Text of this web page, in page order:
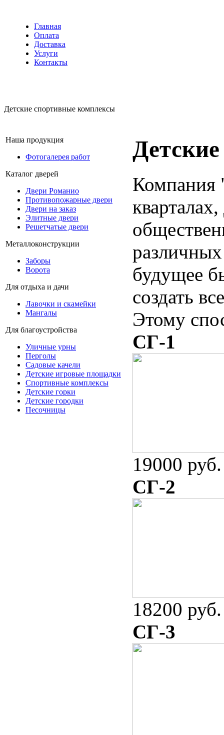
Главная
Оплата
Доставка
Услуги
Контакты
Детские спортивные комплексы
Наша продукция
Фотогалерея работ
Каталог дверей
Двери Романио
Противопожарные двери
Двери на заказ
Элитные двери
Решетчатые двери
Металлоконструкции
Заборы
Ворота
Для отдыха и дачи
Лавочки и скамейки
Мангалы
Для благоустройства
Уличные урны
Перголы
Садовые качели
Детские игровые площадки
Спортивные комплексы
Детские горки
Детские городки
Песочницы
Компания
будущее
создать
Этому
СГ-1
19000 руб.
СГ-2
18200 руб.
СГ-3